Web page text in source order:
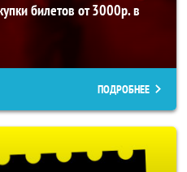
билетов от 3000р. в
ПОДРОБНЕЕ